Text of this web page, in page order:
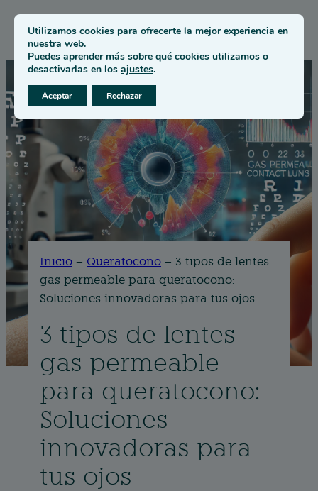
Inicio – Queratocono – 3 tipos de lentes
gas permeable para queratocono:
Soluciones innovadoras para tus ojos
3 tipos de lentes
gas permeable
para queratocono:
Soluciones
innovadoras para
tus ojos
Utilizamos cookies para ofrecerte la mejor experiencia en
nuestra web.
Puedes aprender más sobre qué cookies utilizamos o
desactivarlas en los ajustes.
Aceptar Rechazar